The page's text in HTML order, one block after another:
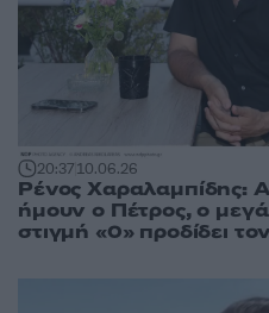
20:3710.06.26
Ρένος Χαραλαμπίδης:
ήμουν ο Πέτρος, ο
στιγμή «0» προδίδει